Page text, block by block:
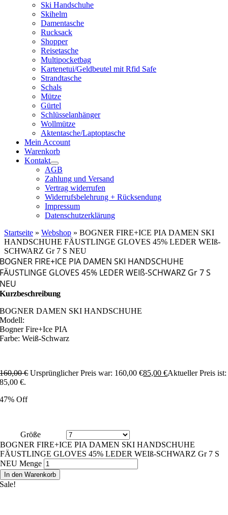
Ski Handschuhe
Skihelm
Damentasche
Rucksack
Shopper
Reisetasche
Multipocketbag
Kartenetui/Geldbeutel mit Rfid Safe
Strandtasche
Schals
Mütze
Gürtel
Schlüsselanhänger
Wollmütze
Aktentasche/Laptoptasche
Mein Account
Warenkorb
Kontakt
AGB
Zahlung und Versand
Vertrag widerrufen
Widerrufsbelehrung + Rücksendung
Impressum
Datenschutzerklärung
Startseite » Webshop » BOGNER FIRE+ICE PIA DAMEN SKI
HANDSCHUHE FÄUSTLINGE GLOVES 45% LEDER WEIß-
SCHWARZ Gr 7 S NEU
BOGNER FIRE+ICE PIA DAMEN SKI HANDSCHUHE
FÄUSTLINGE GLOVES 45% LEDER WEIß-SCHWARZ Gr 7 S
NEU
Kurzbeschreibung
BOGNER DAMEN SKI HANDSCHUHE
Modell:
Bogner Fire+Ice PIA
Farbe: Weiß-Schwarz
160,00€ Ursprünglicher Preis war: 160,00 €85,00€Aktueller Preis ist:
85,00 €.
47% Off
Größe
BOGNER FIRE+ICE PIA DAMEN SKI HANDSCHUHE
FÄUSTLINGE GLOVES 45% LEDER WEIß-SCHWARZ Gr 7 S
NEU Menge
In den Warenkorb
Sale!